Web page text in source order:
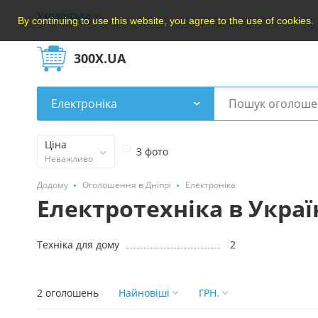
By continuing to use this website, you agree to the use of cookies.
Українська
300X.UA
Електроніка
Ціна
Неважливо
З фото
Додому Оголошення в Дніпрі Електроніка
Електротехніка в
Техніка для дому 2
2 оголошень Найновішi ГРН.